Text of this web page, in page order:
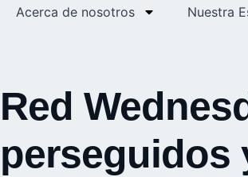
Acerca de nosotros Nuestra
Red
perseguidos